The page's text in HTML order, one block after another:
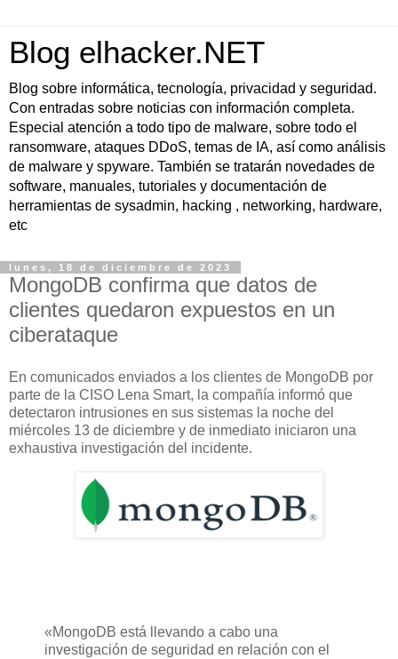
Blog elhacker.NET
Blog sobre informática, tecnología, privacidad y seguridad.
Con entradas sobre noticias con información completa.
Especial atención a todo tipo de malware, sobre todo el
ransomware, ataques DDoS, temas de IA, así como análisis
de malware y spyware. También se tratarán novedades de
software, manuales, tutoriales y documentación de
herramientas de sysadmin, hacking , networking, hardware,
etc
lunes, 18 de diciembre de 2023
MongoDB confirma que datos de
clientes quedaron expuestos en un
ciberataque
En comunicados enviados a los clientes de MongoDB por
parte de la CISO Lena Smart, la compañía informó que
detectaron intrusiones en sus sistemas la noche del
miércoles 13 de diciembre y de inmediato iniciaron una
exhaustiva investigación del incidente.
«MongoDB está llevando a cabo una
investigación de seguridad en relación con el